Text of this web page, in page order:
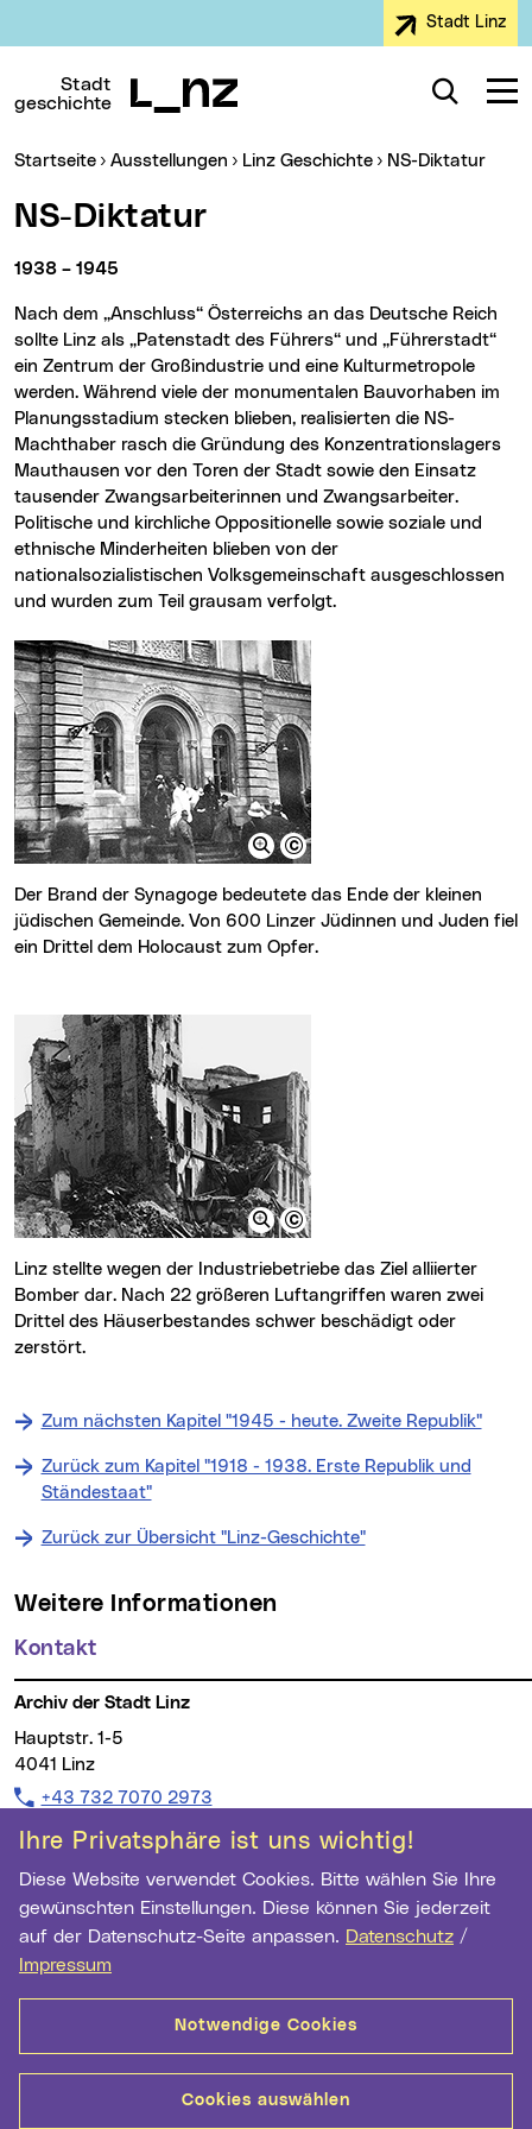
Ihre Privatsphäre ist uns wichtig!
Diese Website verwendet Cookies. Bitte wählen Sie Ihre
gewünschten Einstellungen. Diese können Sie jederzeit
auf der Datenschutz-Seite anpassen. Datenschutz /
Impressum
Notwendige Cookies
Cookies auswählen
Stadt Linz
Stadt
geschichte
Suche
Sie sind hier:
Startseite Ausstellungen Linz Geschichte NS-Diktatur
NS-Diktatur
1938 – 1945
Nach dem „Anschluss“ Österreichs an das Deutsche Reich
sollte Linz als „Patenstadt des Führers“ und „Führerstadt“
ein Zentrum der Großindustrie und eine Kulturmetropole
werden. Während viele der monumentalen Bauvorhaben im
Planungsstadium stecken blieben, realisierten die NS-
Machthaber rasch die Gründung des Konzentrationslagers
Mauthausen vor den Toren der Stadt sowie den Einsatz
tausender Zwangsarbeiterinnen und Zwangsarbeiter.
Politische und kirchliche Oppositionelle sowie soziale und
ethnische Minderheiten blieben von der
nationalsozialistischen Volksgemeinschaft ausgeschlossen
und wurden zum Teil grausam verfolgt.
Der Brand der Synagoge bedeutete das Ende der kleinen
jüdischen Gemeinde. Von 600 Linzer Jüdinnen und Juden fiel
ein Drittel dem Holocaust zum Opfer.
Linz stellte wegen der Industriebetriebe das Ziel alliierter
Bomber dar. Nach 22 größeren Luftangriffen waren zwei
Drittel des Häuserbestandes schwer beschädigt oder
zerstört.
Zum nächsten Kapitel "1945 - heute. Zweite Republik"
Zurück zum Kapitel "1918 - 1938. Erste Republik und
Ständestaat"
Zurück zur Übersicht "Linz-Geschichte"
Weitere Informationen
Kontakt
Archiv der Stadt Linz
Hauptstr. 1-5
4041 Linz
Telefon:
+43 732 7070 2973
Fax:
+43 732 7070 2962
E-Mail Adresse:
archiv@mag.linz.at
Nutzungsgenehmigungen für Reproduktionen